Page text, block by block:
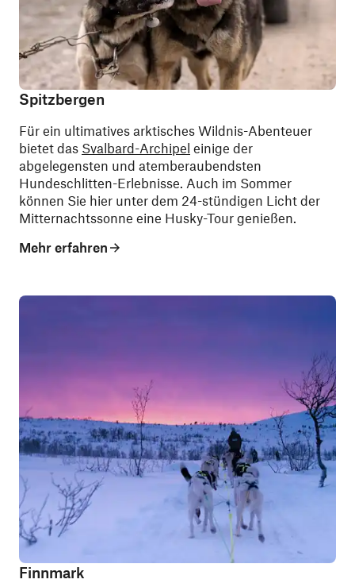
Spitzbergen
Für ein ultimatives arktisches Wildnis-Abenteuer
bietet das Svalbard-Archipel einige der
abgelegensten und atemberaubendsten
Hundeschlitten-Erlebnisse. Auch im Sommer
können Sie hier unter dem 24-stündigen Licht der
Mitternachtssonne eine Husky-Tour genießen.
Mehr erfahren
Finnmark